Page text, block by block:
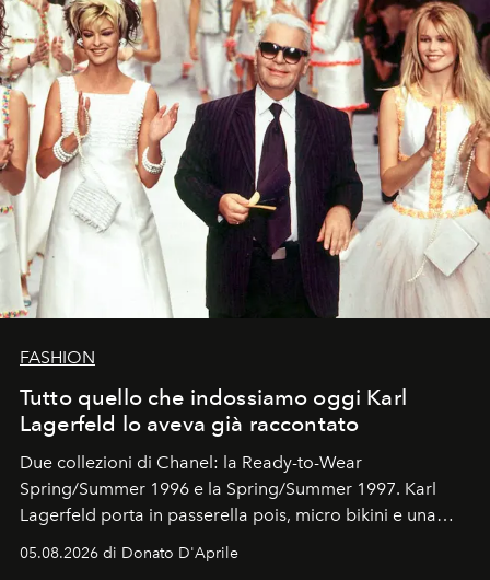
FASHION
Tutto quello che indossiamo oggi Karl
Lagerfeld lo aveva già raccontato
Due collezioni di Chanel: la Ready-to-Wear
Spring/Summer 1996 e la Spring/Summer 1997. Karl
Lagerfeld porta in passerella pois, micro bikini e una
logomania pensata per la spiaggia
Kate, Claudia e Carla una dietro l'altra. Trent'anni dopo,
05.08.2026 di Donato D'Aprile